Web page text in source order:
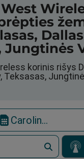
Jungtinės
korinis rišys
Teksasas,
Carolina West Wireless